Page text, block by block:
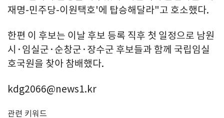
재명-민주당-이원택호'에 탑승해달라"고 호소했다.
한편 이 후보는 이날 후보 등록 직후 첫 일정으로 남원
시·임실군·순창군·장수군 후보들과 함께 국립임실
호국원을 찾아 참배했다.
kdg2066@news1.kr
관련 키워드